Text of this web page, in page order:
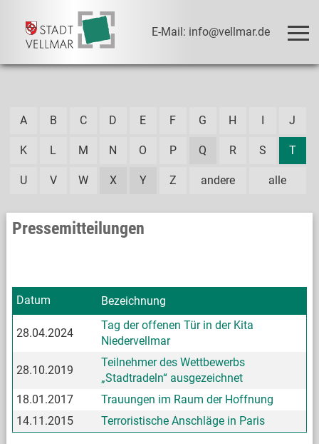
E-Mail: info@vellmar.de
alle
A B C D E F G H I J
K L M N O P Q R S T
U V W X Y Z andere
Pressemitteilungen
Datum Bezeichnung
28.04.2024
Tag der offenen Tür in der Kita
Niedervellmar
28.10.2019
Teilnehmer des Wettbewerbs
„Stadtradeln“ ausgezeichnet
18.01.2017
Trauungen im Raum der Hoffnung
14.11.2015
Terroristische Anschläge in Paris